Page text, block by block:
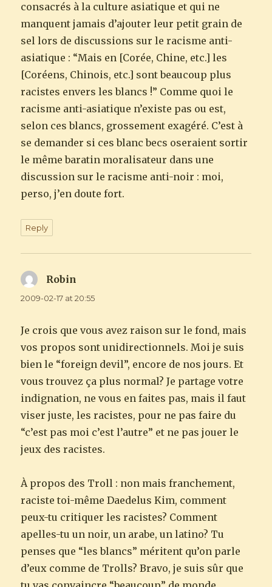
consacrés à la culture asiatique et qui ne
manquent jamais d’ajouter leur petit grain de
sel lors de discussions sur le racisme anti-
asiatique : “Mais en [Corée, Chine, etc.] les
[Coréens, Chinois, etc.] sont beaucoup plus
racistes envers les blancs !” Comme quoi le
racisme anti-asiatique n’existe pas ou est,
selon ces blancs, grossement exagéré. C’est à
se demander si ces blanc becs oseraient sortir
le même baratin moralisateur dans une
discussion sur le racisme anti-noir : moi,
perso, j’en doute fort.
Reply
Robin
2009-02-17 at 20:55
Je crois que vous avez raison sur le fond, mais
vos propos sont unidirectionnels. Moi je suis
bien le “foreign devil”, encore de nos jours. Et
vous trouvez ça plus normal? Je partage votre
indignation, ne vous en faites pas, mais il faut
viser juste, les racistes, pour ne pas faire du
“c’est pas moi c’est l’autre” et ne pas jouer le
jeux des racistes.
À propos des Troll : non mais franchement,
raciste toi-même Daedelus Kim, comment
peux-tu critiquer les racistes? Comment
apelles-tu un noir, un arabe, un latino? Tu
penses que “les blancs” méritent qu’on parle
d’eux comme de Trolls? Bravo, je suis sûr que